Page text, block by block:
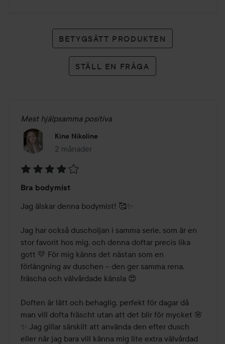
BETYGSÄTT PRODUKTEN
STÄLL EN FRÅGA
Mest hjälpsamma positiva
Kine Nikoline
2 månader
Inlägget skapades 2 månader
4
av
Bra bodymist
Jag älskar denna bodymist! 🥰✨
Jag har också duscholjan i samma serie, som är en
stor favorit hos mig, och denna doftar precis lika
gott 💛 För mig känns det nästan som en
förlängning av duschen – den ger samma rena,
fräscha och välvårdade känsla 😍
Doften är lätt och behaglig, perfekt för dagar då
man vill dofta fräscht utan att det blir för mycket 🌸
✨ Jag gillar särskilt att använda den efter dusch
eller när jag bara vill känna mig lite extra välvårdad